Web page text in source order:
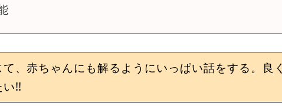
、赤ちゃんにも解るようにいっぱい話をする。良く
!!